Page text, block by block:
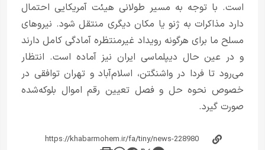
است. با توجه به مسیر طولانی هیئت آمریکایی احتمال
دارد مذاکرات به ژنو یا مکان دیگری منتقل شود. نیروهای
مسلح ما برای هرگونه رویداد غیرمنتظره آمادگی کامل دارند
و در عین حال دیپلماسی ایران نیز آماده است. انتظار
می‌رود تا فردا در واشنگتن، اسلام‌آباد و تهران توافقی در
خصوص نحوه حل و فصل تعیین رقم اموال بلوکه‌شده
صورت گیرد.